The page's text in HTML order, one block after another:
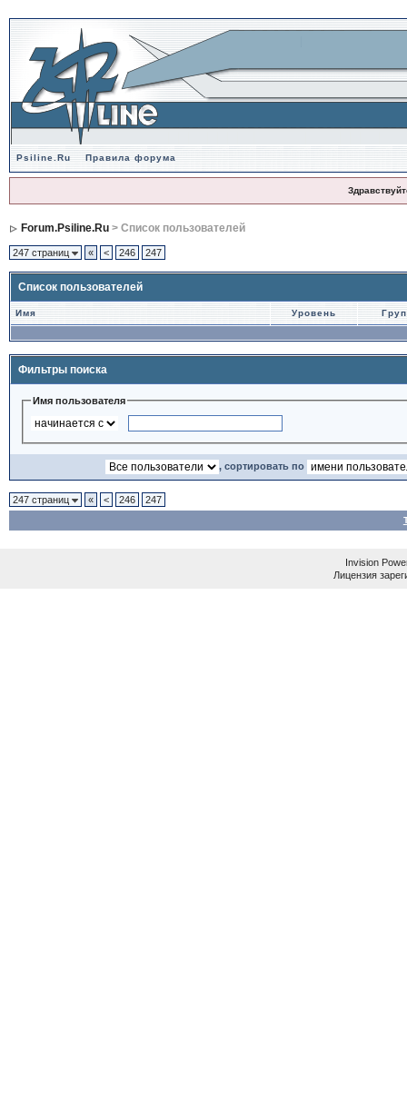
Psiline.Ru Правила форума
Forum.Psiline.Ru> Список пользователей
247 страниц « < 246 247
Список пользователей
Имя Уровень
Фильтры поиска
Имя пользователя
, сортировать по
247 страниц « < 246 247
Invision
Лицензия